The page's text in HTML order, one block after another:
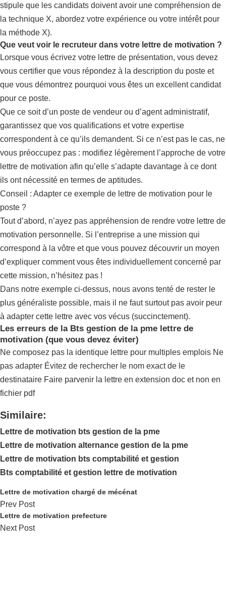
stipule que les candidats doivent avoir une compréhension de
la technique X, abordez votre expérience ou votre intérêt pour
la méthode X).
Que veut voir le recruteur dans votre lettre de motivation ?
Lorsque vous écrivez votre lettre de présentation, vous devez
vous certifier que vous répondez à la description du poste et
que vous démontrez pourquoi vous êtes un excellent candidat
pour ce poste.
Que ce soit d’un poste de vendeur ou d’agent administratif,
garantissez que vos qualifications et votre expertise
correspondent à ce qu’ils demandent. Si ce n’est pas le cas, ne
vous préoccupez pas : modifiez légèrement l’approche de votre
lettre de motivation afin qu’elle s’adapte davantage à ce dont
ils ont nécessité en termes de aptitudes.
Conseil : Adapter ce exemple de lettre de motivation pour le
poste ?
Tout d’abord, n’ayez pas appréhension de rendre votre lettre de
motivation personnelle. Si l’entreprise a une mission qui
correspond à la vôtre et que vous pouvez découvrir un moyen
d’expliquer comment vous êtes individuellement concerné par
cette mission, n’hésitez pas !
Dans notre exemple ci-dessus, nous avons tenté de rester le
plus généraliste possible, mais il ne faut surtout pas avoir peur
à adapter cette lettre avec vos vécus (succinctement).
Les erreurs de la Bts gestion de la pme lettre de
motivation (que vous devez éviter)
Ne composez pas la identique lettre pour multiples emplois Ne
pas adapter Évitez de rechercher le nom exact de le
destinataire Faire parvenir la lettre en extension doc et non en
fichier pdf
Similaire:
Lettre de motivation bts gestion de la pme
Lettre de motivation alternance gestion de la pme
Lettre de motivation bts comptabilité et gestion
Bts comptabilité et gestion lettre de motivation
Lettre de motivation chargé de mécénat
Prev Post
Lettre de motivation prefecture
Next Post